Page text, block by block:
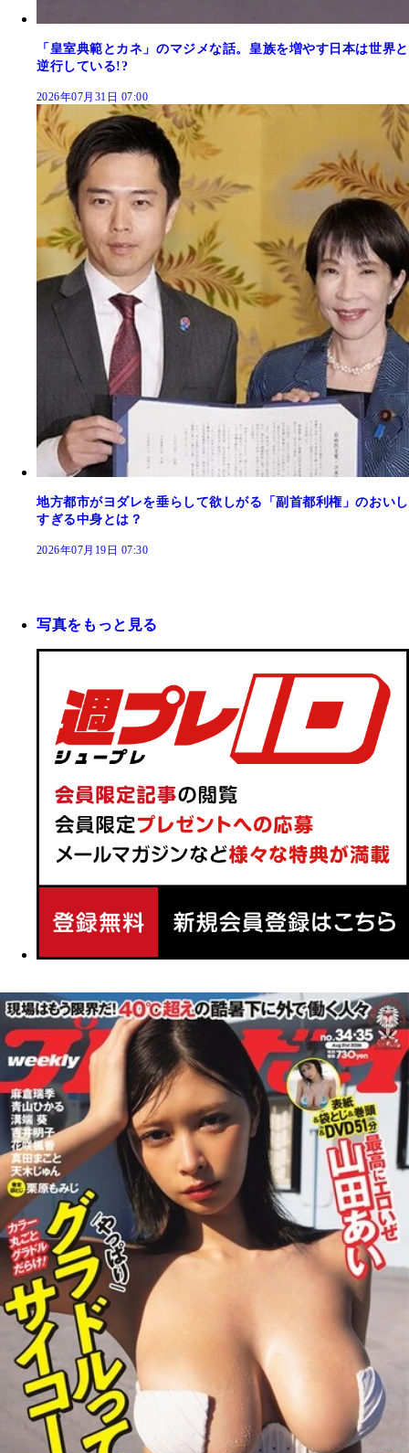
「皇室典範とカネ」のマジメな話。皇族を増やす日本は世界と
逆行している!?
2026年07月31日 07:00
地方都市がヨダレを垂らして欲しがる「副首都利権」のおいし
すぎる中身とは？
2026年07月19日 07:30
写真をもっと見る